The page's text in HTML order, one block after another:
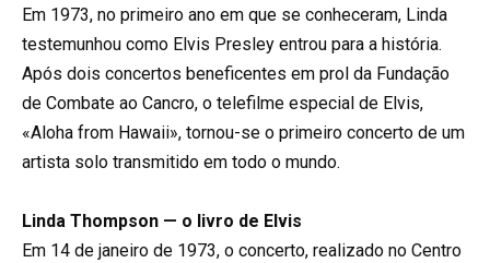
Em 1973, no primeiro ano em que se conheceram, Linda
testemunhou como Elvis Presley entrou para a história.
Após dois concertos beneficentes em prol da Fundação
de Combate ao Cancro, o telefilme especial de Elvis,
«Aloha from Hawaii», tornou-se o primeiro concerto de um
artista solo transmitido em todo o mundo.
Linda Thompson — o livro de Elvis
Em 14 de janeiro de 1973, o concerto, realizado no Centro